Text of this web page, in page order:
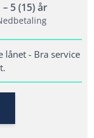
– 5 (15) år
lånet - Bra service